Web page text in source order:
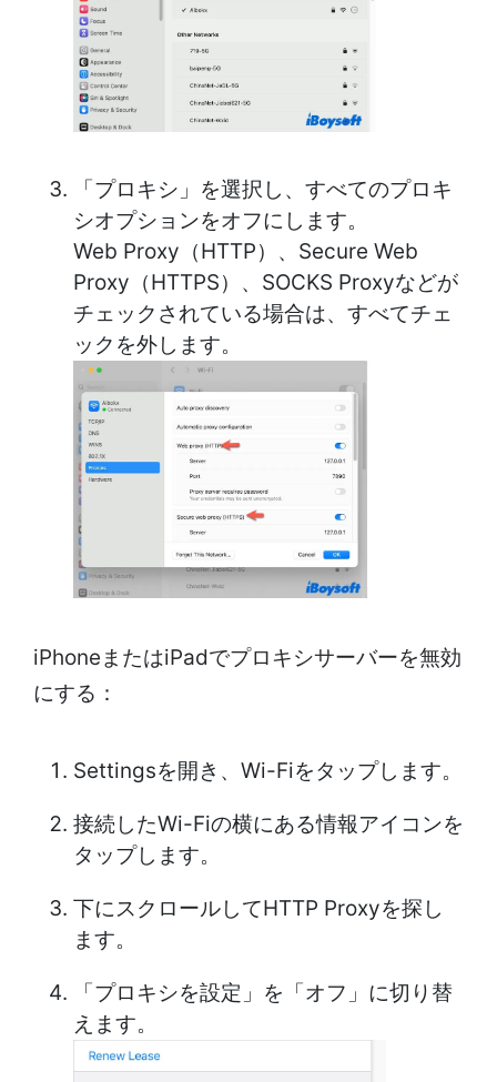
「プロキシ」を選択し、すべてのプロキ
シオプションをオフにします。
Web Proxy（HTTP）、Secure Web
Proxy（HTTPS）、SOCKS Proxyなどが
チェックされている場合は、すべてチェ
ックを外します。
iPhoneまたはiPadでプロキシサーバーを無効
にする：
Settingsを開き、Wi-Fiをタップします。
接続したWi-Fiの横にある情報アイコンを
タップします。
下にスクロールしてHTTP Proxyを探し
ます。
「プロキシを設定」を「オフ」に切り替
えます。